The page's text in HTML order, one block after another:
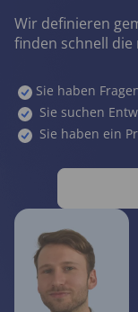
Wir definieren
finden schnell die
Sie haben
Sie suchen
Sie haben ein